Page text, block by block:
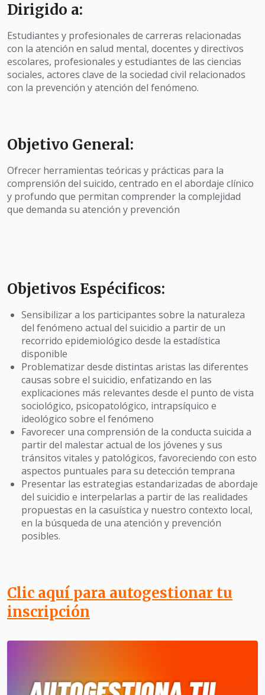
Dirigido a:
Estudiantes y profesionales de carreras relacionadas
con la atención en salud mental, docentes y directivos
escolares, profesionales y estudiantes de las ciencias
sociales, actores clave de la sociedad civil relacionados
con la prevención y atención del fenómeno.
Objetivo General:
Ofrecer herramientas teóricas y prácticas para la
comprensión del suicido, centrado en el abordaje clínico
y profundo que permitan comprender la complejidad
que demanda su atención y prevención
Objetivos Espécificos:
Sensibilizar a los participantes sobre la naturaleza
del fenómeno actual del suicidio a partir de un
recorrido epidemiológico desde la estadística
disponible
Problematizar desde distintas aristas las diferentes
causas sobre el suicidio, enfatizando en las
explicaciones más relevantes desde el punto de vista
sociológico, psicopatológico, intrapsíquico e
ideológico sobre el fenómeno
Favorecer una comprensión de la conducta suicida a
partir del malestar actual de los jóvenes y sus
tránsitos vitales y patológicos, favoreciendo con esto
aspectos puntuales para su detección temprana
Presentar las estrategias estandarizadas de abordaje
del suicidio e interpelarlas a partir de las realidades
propuestas en la casuística y nuestro contexto local,
en la búsqueda de una atención y prevención
posibles.
Clic aquí para autogestionar tu
inscripción